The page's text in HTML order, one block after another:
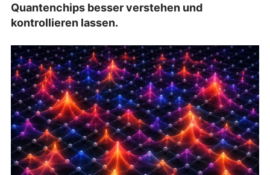
Quantenchips besser verstehen und
kontrollieren lassen.